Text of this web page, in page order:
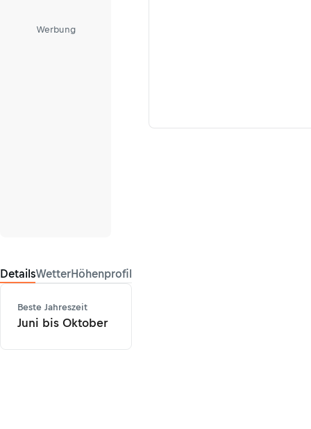
Werbung
DetailsWetterHöhenprofil
Beste Jahreszeit
Juni bis Oktober